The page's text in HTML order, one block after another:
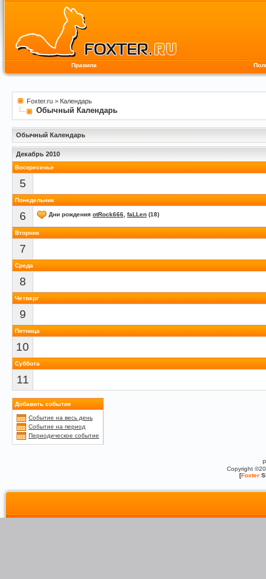
Правила
Foxter.ru > Календарь
Обычный Календарь
Обычный Календарь
Декабрь 2010
Воскресенье
5
Понедельник
6 Дни рождения otRock666 faLLen (18)
Вторник
7
Среда
8
Четверг
9
Пятница
10
Суббота
11
Добавить событие
Событие на весь день
Событие на период
Периодическое событие
Copyright
[Foxter